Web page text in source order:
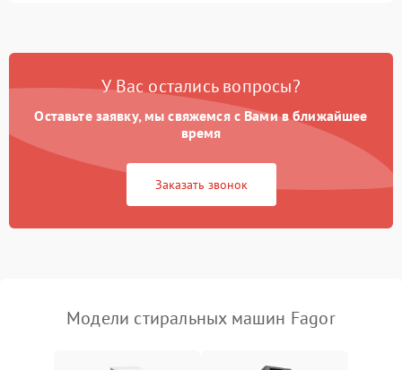
Замена платы управления 2200 ₽ Подробнее →
У Вас остались вопросы?
Оставьте заявку, мы свяжемся с Вами в ближайшее
время
Заказать звонок
Модели стиральных машин Fagor